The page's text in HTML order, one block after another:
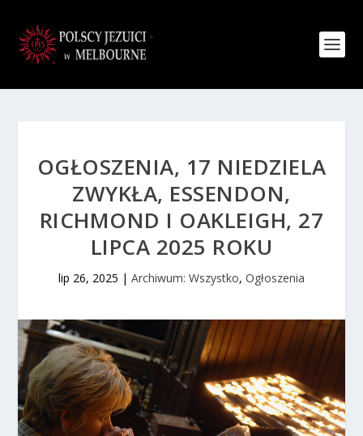
OGŁOSZENIA, 17 NIEDZIELA
ZWYKŁA, ESSENDON,
RICHMOND I OAKLEIGH, 27
LIPCA 2025 ROKU
lip 26, 2025 | Archiwum: Wszystko, Ogłoszenia